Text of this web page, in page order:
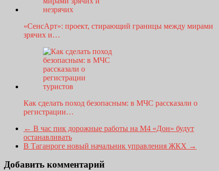
«СенсАрт»: проект, стирающий границы между мирами
зрячих и…
Как сделать поход безопасным: в МЧС рассказали о
регистрации…
← В час пик дорожные работы на М4 «Дон» будут
останавливать
В Таганроге новый начальник управления ЖКХ →
Добавить комментарий